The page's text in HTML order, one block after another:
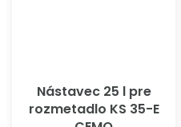
Nástavec 25 l pre
rozmetadlo KS 35-E